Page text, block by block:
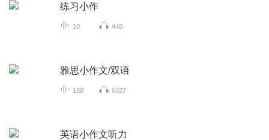
练习小作
10 448
雅思小作文/双语
188 6327
英语小作文听力